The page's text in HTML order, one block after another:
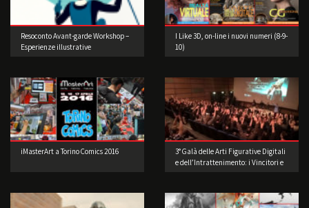
Resoconto Avant-garde Workshop –
Esperienze illustrative
I Like 3D, on-line i nuovi numeri (8-9-
10)
iMasterArt a Torino Comics 2016
3° Galà delle Arti Figurative Digitali
e dell’Intrattenimento: i Vincitori e